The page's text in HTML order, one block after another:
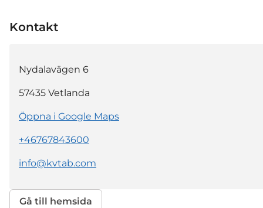
Kontakt
Nydalavägen 6
57435 Vetlanda
Öppna i Google Maps
+46767843600
info@kvtab.com
Gå till hemsida